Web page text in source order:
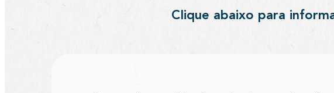
Clique abaixo para